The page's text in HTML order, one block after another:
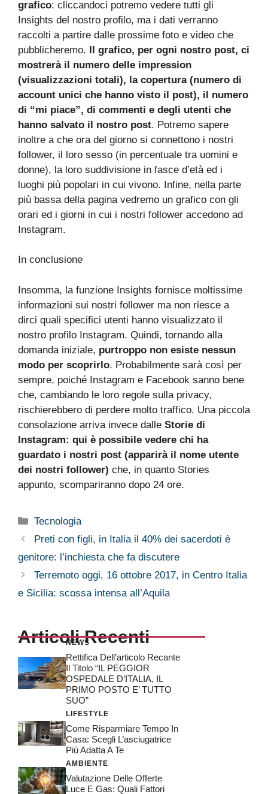
grafico: cliccandoci potremo vedere tutti gli
Insights del nostro profilo, ma i dati verranno
raccolti a partire dalle prossime foto e video che
pubblicheremo. Il grafico, per ogni nostro post, ci
mostrerà il numero delle impression
(visualizzazioni totali), la copertura (numero di
account unici che hanno visto il post), il numero
di “mi piace”, di commenti e degli utenti che
hanno salvato il nostro post. Potremo sapere
inoltre a che ora del giorno si connettono i nostri
follower, il loro sesso (in percentuale tra uomini e
donne), la loro suddivisione in fasce d’età ed i
luoghi più popolari in cui vivono. Infine, nella parte
più bassa della pagina vedremo un grafico con gli
orari ed i giorni in cui i nostri follower accedono ad
Instagram.
In conclusione
Insomma, la funzione Insights fornisce moltissime
informazioni sui nostri follower ma non riesce a
dirci quali specifici utenti hanno visualizzato il
nostro profilo Instagram. Quindi, tornando alla
domanda iniziale, purtroppo non esiste nessun
modo per scoprirlo. Probabilmente sarà così per
sempre, poiché Instagram e Facebook sanno bene
che, cambiando le loro regole sulla privacy,
rischierebbero di perdere molto traffico. Una piccola
consolazione arriva invece dalle Storie di
Instagram: qui è possibile vedere chi ha
guardato i nostri post (apparirà il nome utente
dei nostri follower) che, in quanto Stories
appunto, scompariranno dopo 24 ore.
Categorie
Tecnologia
Preti con figli, in Italia il 40% dei sacerdoti è
genitore: l’inchiesta che fa discutere
Terremoto oggi, 16 ottobre 2017, in Centro Italia
e Sicilia: scossa intensa all’Aquila
Articoli Recenti
NEWS
Rettifica Dell’articolo Recante
Il Titolo “IL PEGGIOR
OSPEDALE D’ITALIA, IL
PRIMO POSTO E’ TUTTO
SUO”
LIFESTYLE
Come Risparmiare Tempo In
Casa: Scegli L’asciugatrice
Più Adatta A Te
AMBIENTE
Valutazione Delle Offerte
Luce E Gas: Quali Fattori